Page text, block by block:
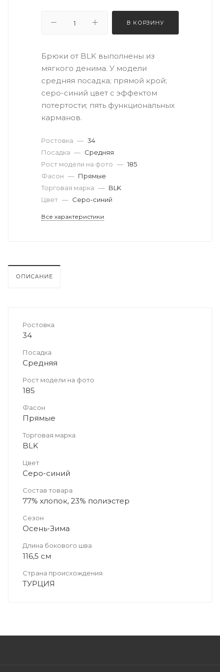
В КОРЗИНУ
Брюки от BLK выполнены из
мягкого денима. У модели
средняя посадка; прямой крой;
серо-синий цвет с эффектом
потертости; пять функциональных
карманов.
Ростовка — 34
Посадка — Средняя
Рост модели на фото — 185
Фасон — Прямые
Торговая марка — BLK
Цвет — Серо-синий
Все характеристики
ОПИСАНИЕ
Ростовка
34
Посадка
Средняя
Рост модели на фото
185
Фасон
Прямые
Торговая марка
BLK
Цвет
Серо-синий
Состав товара
77% хлопок, 23% полиэстер
Сезон
Осень-Зима
Длина бокового шва
116,5 см
Страна происхождения
ТУРЦИЯ